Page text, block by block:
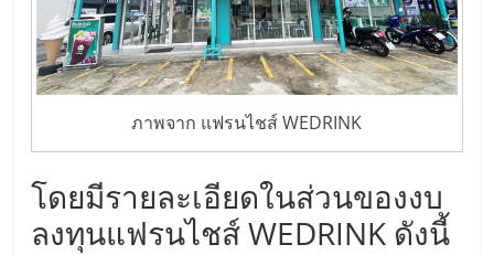
แฟ
รน
ไชส์"
"ศูนย์
รวม
ข้อมูล
ภาพจาก แฟรนไชส์ WEDRINK
โดยมีรายละเอียดในส่วนของงบ
ลงทุนแฟรนไชส์ WEDRINK ดังนี้